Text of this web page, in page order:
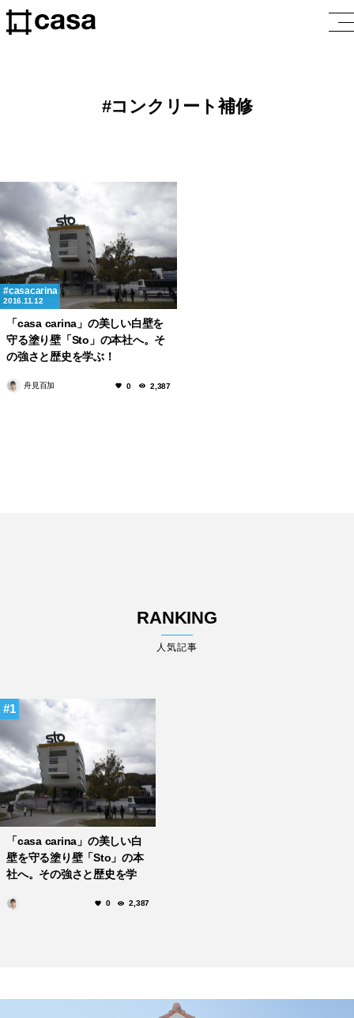
コンクリート補修
casacarina
2016.11.12
「casa carina」の美しい白壁を
守る塗り壁「Sto」の本社へ。そ
の強さと歴史を学ぶ！
舟見百加 0 2,387
RANKING
人気記事
1
「casa carina」の美しい白
壁を守る塗り壁「Sto」の本
社へ。その強さと歴史を学
0 2,387